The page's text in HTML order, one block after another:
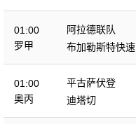
01:00
罗甲
阿拉德联队
布加勒斯特快速
01:00
奥丙
平古萨伏登
迪塔切